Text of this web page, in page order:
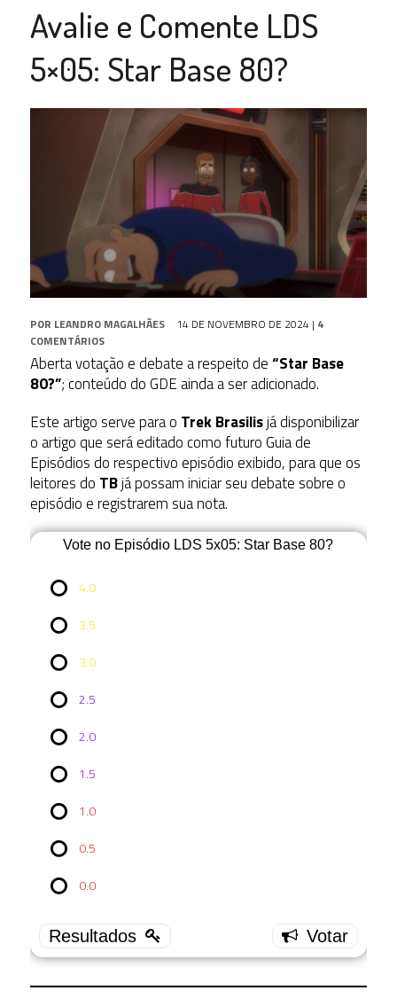
Avalie e Comente LDS
5×05: Star Base 80?
POR LEANDRO MAGALHÃES 14 DE NOVEMBRO DE 2024 | 4
COMENTÁRIOS
Aberta votação e debate a respeito de“Star Base
80?”; conteúdo do GDE ainda a ser adicionado.
Este artigo serve para o Trek Brasilisjá disponibilizar
o artigo que será editado como futuro Guia de
Episódios do respectivo episódio exibido, para que os
leitores do TBjá possam iniciar seu debate sobre o
episódio e registrarem sua nota.
Vote no Episódio LDS 5x05: Star Base 80?
4.0
3.5
3.0
2.5
2.0
1.5
1.0
0.5
0.0
% )
3.0